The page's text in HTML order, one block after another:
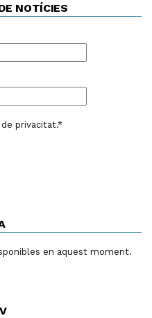
NOTÍCIES
privacitat.*
en aquest moment.